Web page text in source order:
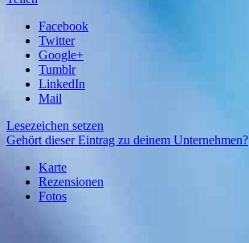
Facebook
Twitter
Google+
Tumblr
LinkedIn
Mail
Lesezeichen setzen
Gehört dieser Eintrag zu deinem Unternehmen?
Karte
Rezensionen
Fotos